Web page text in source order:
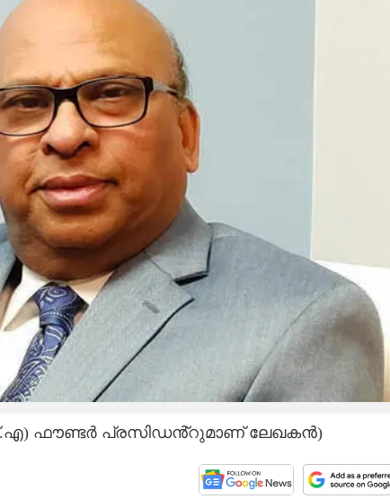
ഫൗണ്ടർ പ്രസിഡൻ്റുമാണ് ലേഖകൻ)